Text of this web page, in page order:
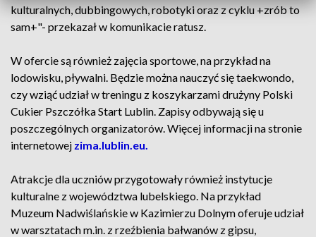
kulturalnych, dubbingowych, robotyki oraz z cyklu +zrób to
sam+"- przekazał w komunikacie ratusz.
W ofercie są również zajęcia sportowe, na przykład na
lodowisku, pływalni. Będzie można nauczyć się taekwondo,
czy wziąć udział w treningu z koszykarzami drużyny Polski
Cukier Pszczółka Start Lublin. Zapisy odbywają się u
poszczególnych organizatorów. Więcej informacji na stronie
internetowej zima.lublin.eu.
Atrakcje dla uczniów przygotowały również instytucje
kulturalne z województwa lubelskiego. Na przykład
Muzeum Nadwiślańskie w Kazimierzu Dolnym oferuje udział
w warsztatach m.in. z rzeźbienia bałwanów z gipsu,